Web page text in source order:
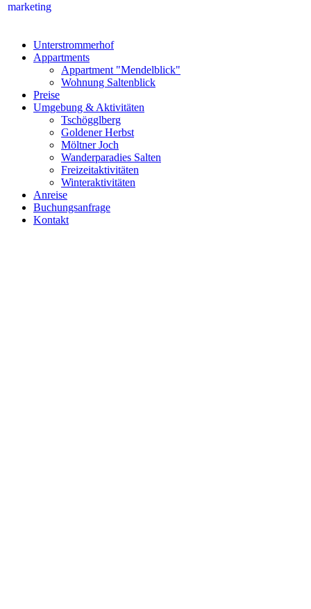
marketing
Unterstrommerhof
Appartments
Appartment "Mendelblick"
Wohnung Saltenblick
Preise
Umgebung & Aktivitäten
Tschögglberg
Goldener Herbst
Möltner Joch
Wanderparadies Salten
Freizeitaktivitäten
Winteraktivitäten
Anreise
Buchungsanfrage
Kontakt